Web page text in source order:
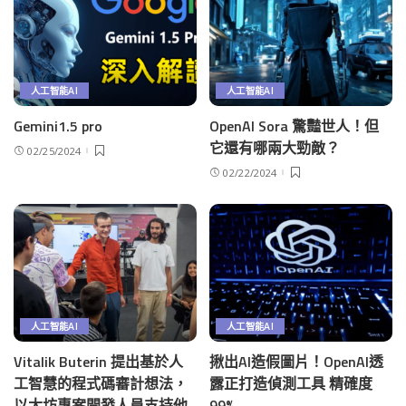
人工智能AI
Gemini1.5 pro
02/25/2024
人工智能AI
OpenAI Sora 驚豔世人！但
它還有哪兩大勁敵？
02/22/2024
人工智能AI
Vitalik Buterin 提出基於人
工智慧的程式碼審計想法，
人工智能AI
揪出AI造假圖片！OpenAI透
露正打造偵測工具 精確度